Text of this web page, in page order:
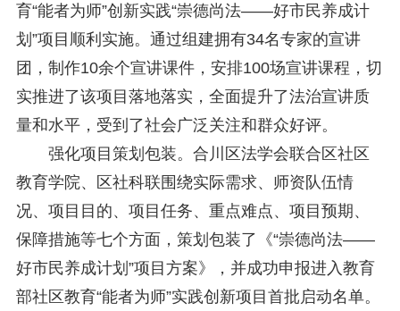
育“能者为师”创新实践“崇德尚法——好市民养成计
划”项目顺利实施。通过组建拥有34名专家的宣讲
团，制作10余个宣讲课件，安排100场宣讲课程，切
实推进了该项目落地落实，全面提升了法治宣讲质
量和水平，受到了社会广泛关注和群众好评。
强化项目策划包装。合川区法学会联合区社区
教育学院、区社科联围绕实际需求、师资队伍情
况、项目目的、项目任务、重点难点、项目预期、
保障措施等七个方面，策划包装了《“崇德尚法——
好市民养成计划”项目方案》，并成功申报进入教育
部社区教育“能者为师”实践创新项目首批启动名单。